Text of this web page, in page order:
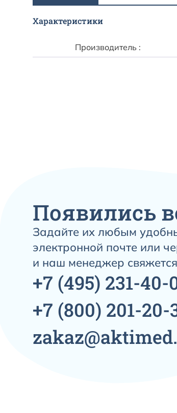
Характеристики
Производитель :
Появились
Задайте их любым
электронной почте или
и наш менеджер
+7 (495) 231-40-
+7 (800) 201-20-